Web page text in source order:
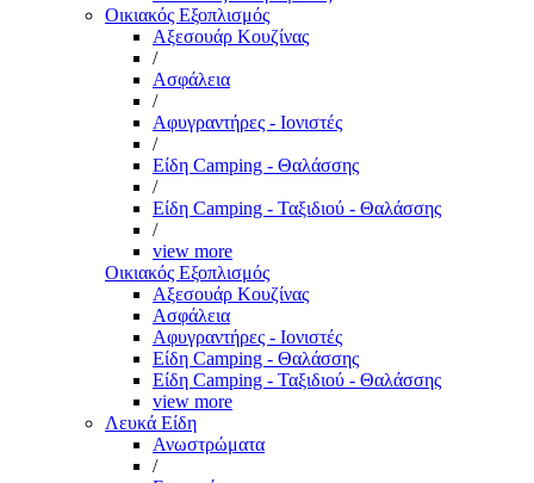
Οικιακός Εξοπλισμός
Αξεσουάρ Κουζίνας
/
Ασφάλεια
/
Αφυγραντήρες - Ιονιστές
/
Είδη Camping - Θαλάσσης
/
Είδη Camping - Ταξιδιού - Θαλάσσης
/
view more
Οικιακός Εξοπλισμός
Αξεσουάρ Κουζίνας
Ασφάλεια
Αφυγραντήρες - Ιονιστές
Είδη Camping - Θαλάσσης
Είδη Camping - Ταξιδιού - Θαλάσσης
view more
Λευκά Είδη
Ανωστρώματα
/